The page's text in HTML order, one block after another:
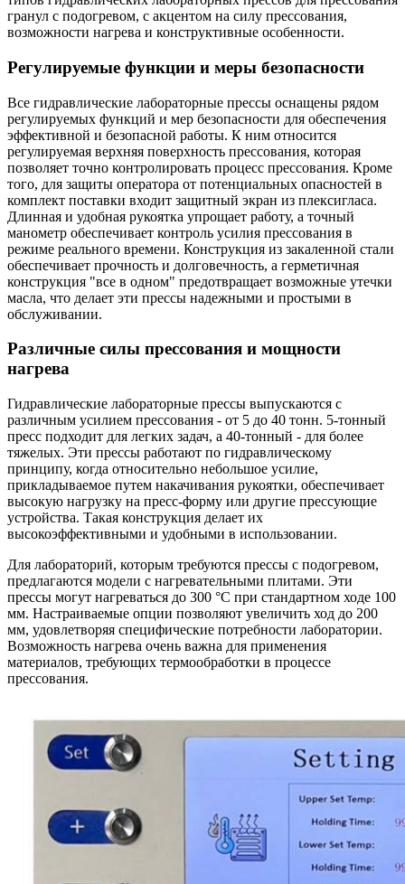
гранул с подогревом, с акцентом на силу прессования,
возможности нагрева и конструктивные особенности.
Регулируемые функции и меры безопасности
Все гидравлические лабораторные прессы оснащены рядом
регулируемых функций и мер безопасности для обеспечения
эффективной и безопасной работы. К ним относится
регулируемая верхняя поверхность прессования, которая
позволяет точно контролировать процесс прессования. Кроме
того, для защиты оператора от потенциальных опасностей в
комплект поставки входит защитный экран из плексигласа.
Длинная и удобная рукоятка упрощает работу, а точный
манометр обеспечивает контроль усилия прессования в
режиме реального времени. Конструкция из закаленной стали
обеспечивает прочность и долговечность, а герметичная
конструкция "все в одном" предотвращает возможные утечки
масла, что делает эти прессы надежными и простыми в
обслуживании.
Различные силы прессования и мощности
нагрева
Гидравлические лабораторные прессы выпускаются с
различным усилием прессования - от 5 до 40 тонн. 5-тонный
пресс подходит для легких задач, а 40-тонный - для более
тяжелых. Эти прессы работают по гидравлическому
принципу, когда относительно небольшое усилие,
прикладываемое путем накачивания рукоятки, обеспечивает
высокую нагрузку на пресс-форму или другие прессующие
устройства. Такая конструкция делает их
высокоэффективными и удобными в использовании.
Для лабораторий, которым требуются прессы с подогревом,
предлагаются модели с нагревательными плитами. Эти
прессы могут нагреваться до 300 °C при стандартном ходе 100
мм. Настраиваемые опции позволяют увеличить ход до 200
мм, удовлетворяя специфические потребности лаборатории.
Возможность нагрева очень важна для применения
материалов, требующих термообработки в процессе
прессования.